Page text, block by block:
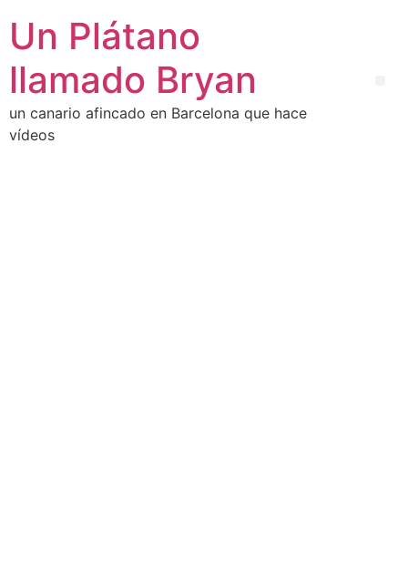
Un Plátano
llamado Bryan
un canario afincado en Barcelona que hace
vídeos